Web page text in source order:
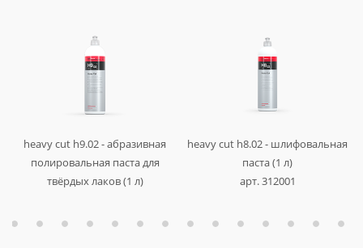
heavy cut h9.02 - абразивная
полировальная паста для
твёрдых лаков (1 л)
heavy cut h8.02 - шлифовальная
паста (1 л)
арт. 312001